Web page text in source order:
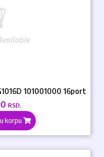
101001000 16port
RSD.
korpu